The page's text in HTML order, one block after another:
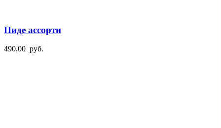
Пиде ассорти
490,00 руб.